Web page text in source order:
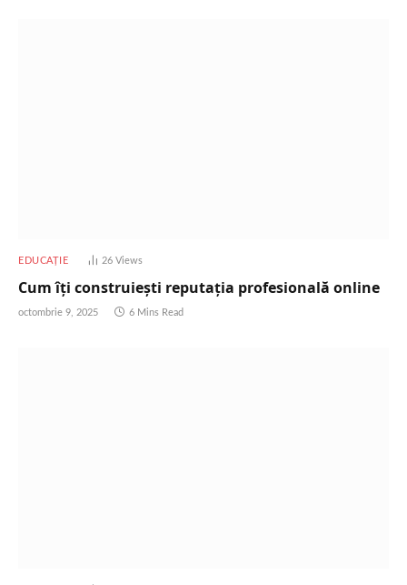
EDUCAȚIE 26Views
Cum îți construiești reputația profesională online
octombrie 9, 2025 6 Mins Read